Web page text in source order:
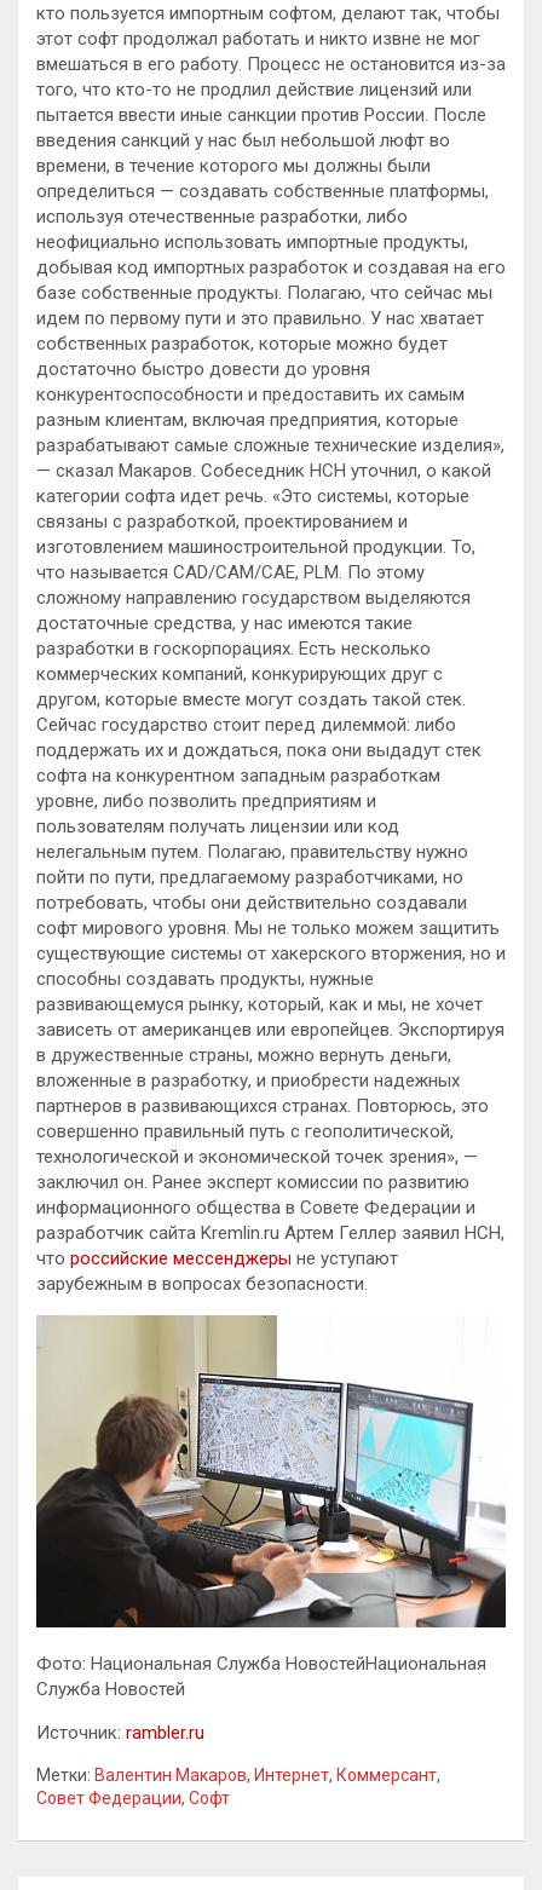
кто пользуется импортным софтом, делают так, чтобы
этот софт продолжал работать и никто извне не мог
вмешаться в его работу. Процесс не остановится из-за
того, что кто-то не продлил действие лицензий или
пытается ввести иные санкции против России. После
введения санкций у нас был небольшой люфт во
времени, в течение которого мы должны были
определиться — создавать собственные платформы,
используя отечественные разработки, либо
неофициально использовать импортные продукты,
добывая код импортных разработок и создавая на его
базе собственные продукты. Полагаю, что сейчас мы
идем по первому пути и это правильно. У нас хватает
собственных разработок, которые можно будет
достаточно быстро довести до уровня
конкурентоспособности и предоставить их самым
разным клиентам, включая предприятия, которые
разрабатывают самые сложные технические изделия»,
— сказал Макаров. Собеседник НСН уточнил, о какой
категории софта идет речь. «Это системы, которые
связаны с разработкой, проектированием и
изготовлением машиностроительной продукции. То,
что называется CAD/CAM/CAE, PLM. По этому
сложному направлению государством выделяются
достаточные средства, у нас имеются такие
разработки в госкорпорациях. Есть несколько
коммерческих компаний, конкурирующих друг с
другом, которые вместе могут создать такой стек.
Сейчас государство стоит перед дилеммой: либо
поддержать их и дождаться, пока они выдадут стек
софта на конкурентном западным разработкам
уровне, либо позволить предприятиям и
пользователям получать лицензии или код
нелегальным путем. Полагаю, правительству нужно
пойти по пути, предлагаемому разработчиками, но
потребовать, чтобы они действительно создавали
софт мирового уровня. Мы не только можем защитить
существующие системы от хакерского вторжения, но и
способны создавать продукты, нужные
развивающемуся рынку, который, как и мы, не хочет
зависеть от американцев или европейцев. Экспортируя
в дружественные страны, можно вернуть деньги,
вложенные в разработку, и приобрести надежных
партнеров в развивающихся странах. Повторюсь, это
совершенно правильный путь с геополитической,
технологической и экономической точек зрения», —
заключил он. Ранее эксперт комиссии по развитию
информационного общества в Совете Федерации и
разработчик сайта Kremlin.ru Артем Геллер заявил НСН,
что российские мессенджеры не уступают
зарубежным в вопросах безопасности.
Фото: Национальная Служба НовостейНациональная
Служба Новостей
Источник: rambler.ru
Метки: Валентин Макаров, Интернет, Коммерсант,
Совет Федерации, Софт